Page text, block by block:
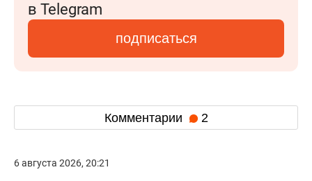
в Telegram
подписаться
Комментарии 2
6 августа 2026, 20:21